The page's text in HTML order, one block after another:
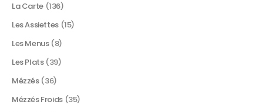
La Carte (136)
Les Assiettes (15)
Les Menus (8)
Les Plats (39)
Mézzés (36)
Mézzés Froids (35)